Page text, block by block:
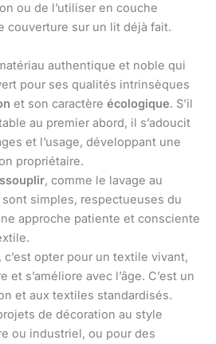
ou de l’utiliser en couche
couverture sur un lit déjà fait.
authentique et noble qui
pour ses qualités intrinsèques
et son caractère écologique. S’il
au premier abord, il s’adoucit
et l’usage, développant une
propriétaire.
, comme le lavage au
simples, respectueuses du
approche patiente et consciente
, c’est opter pour un textile vivant,
s’améliore avec l’âge. C’est un
et aux textiles standardisés.
de décoration au style
ou industriel, ou pour des